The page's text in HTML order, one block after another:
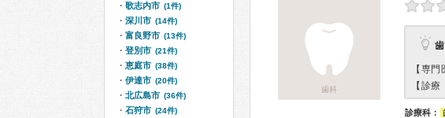
歯科
【専門
【診療
診療科：
歌志内市 (1件)
深川市 (14件)
富良野市 (13件)
登別市 (21件)
恵庭市 (38件)
伊達市 (20件)
北広島市 (36件)
石狩市 (24件)